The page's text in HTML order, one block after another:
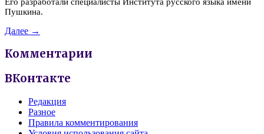
Пушкина.
Далее →
Комментарии
ВКонтакте
Редакция
Разное
Правила комментирования